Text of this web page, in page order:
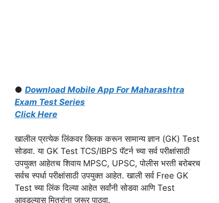
● Download Mobile App For Maharashtra
Exam Test Series
Click Here
खालील प्रत्येक लिंकवर क्लिक करून सामान्य ज्ञान (GK) Test
सोडवा. या GK Test TCS/IBPS पॅटर्न च्या सर्व परीक्षांसाठी
उपयुक्त आहेतच शिवाय MPSC, UPSC, पोलीस भरती बरोबरच
सर्वच स्पर्धा परीक्षांसाठी उपयुक्त आहेत. खाली सर्व Free GK
Test च्या लिंक दिल्या आहेत सर्वांनी सोडवा आणि Test
आवडल्यास मित्रांना जरूर पाठवा.